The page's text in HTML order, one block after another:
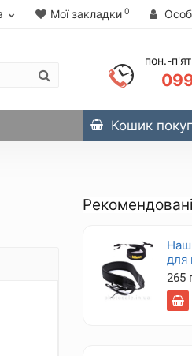
Мої закладки 0
пон.-
Кошик
для
265